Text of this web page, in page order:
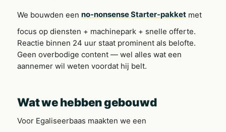
We bouwden een no-nonsense Starter-pakket met
focus op diensten + machinepark + snelle offerte.
Reactie binnen 24 uur staat prominent als belofte.
Geen overbodige content — wel alles wat een
aannemer wil weten voordat hij belt.
Wat we hebben gebouwd
Voor Egaliseerbaas maakten we een